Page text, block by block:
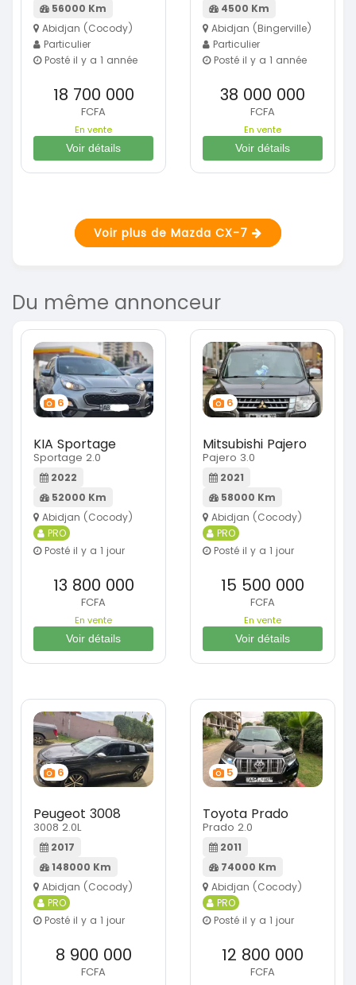
56000 Km
Abidjan (Cocody)
Particulier
Posté il y a 1 année
18 700 000
FCFA
En vente
Voir détails
4500 Km
Abidjan (Bingerville)
Particulier
Posté il y a 1 année
38 000 000
FCFA
En vente
Voir détails
Voir plus de Mazda CX-7
Du même annonceur
6
KIA Sportage
Sportage 2.0
2022
52000 Km
Abidjan (Cocody)
PRO
Posté il y a 1 jour
13 800 000
FCFA
En vente
Voir détails
6
Mitsubishi Pajero
Pajero 3.0
2021
58000 Km
Abidjan (Cocody)
PRO
Posté il y a 1 jour
15 500 000
FCFA
En vente
Voir détails
6
Peugeot 3008
3008 2.0L
2017
148000 Km
Abidjan (Cocody)
PRO
Posté il y a 1 jour
8 900 000
FCFA
5
Toyota Prado
Prado 2.0
2011
74000 Km
Abidjan (Cocody)
PRO
Posté il y a 1 jour
12 800 000
FCFA